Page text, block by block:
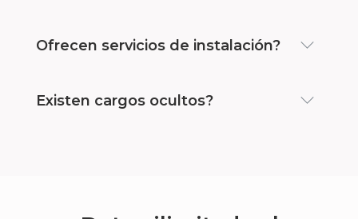
Ofrecen servicios de instalación?
Existen cargos ocultos?